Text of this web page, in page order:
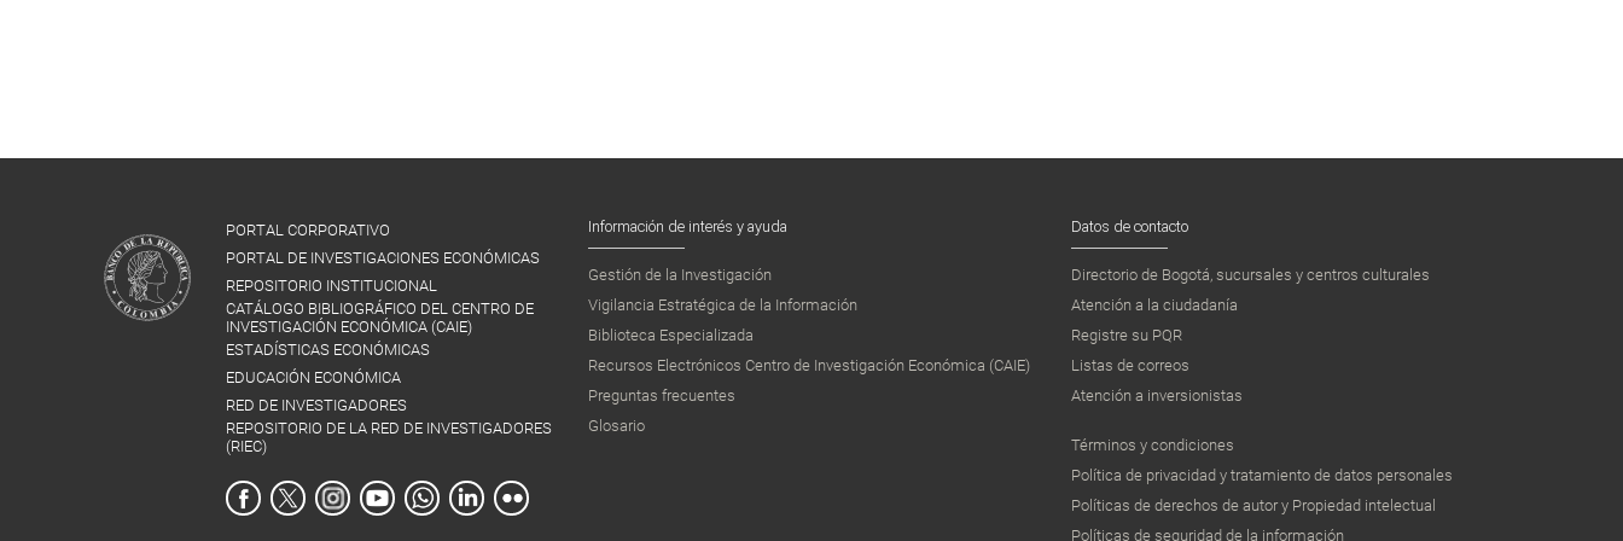
PORTAL CORPORATIVO
PORTAL DE INVESTIGACIONES ECONÓMICAS
REPOSITORIO INSTITUCIONAL
CATÁLOGO BIBLIOGRÁFICO DEL CENTRO DE
INVESTIGACIÓN ECONÓMICA (CAIE)
ESTADÍSTICAS ECONÓMICAS
EDUCACIÓN ECONÓMICA
RED DE INVESTIGADORES
REPOSITORIO DE LA RED DE INVESTIGADORES
(RIEC)
Información de interés y ayuda
Gestión de la Investigación
Vigilancia Estratégica de la Información
Biblioteca Especializada
Recursos Electrónicos Centro de Investigación Económica (CAIE)
Preguntas frecuentes
Glosario
Datos de contacto
Directorio de Bogotá, sucursales y centros culturales
Atención a la ciudadanía
Registre su PQR
Listas de correos
Atención a inversionistas
Términos y condiciones
Política de privacidad y tratamiento de datos personales
Políticas de derechos de autor y Propiedad intelectual
Políticas de seguridad de la información